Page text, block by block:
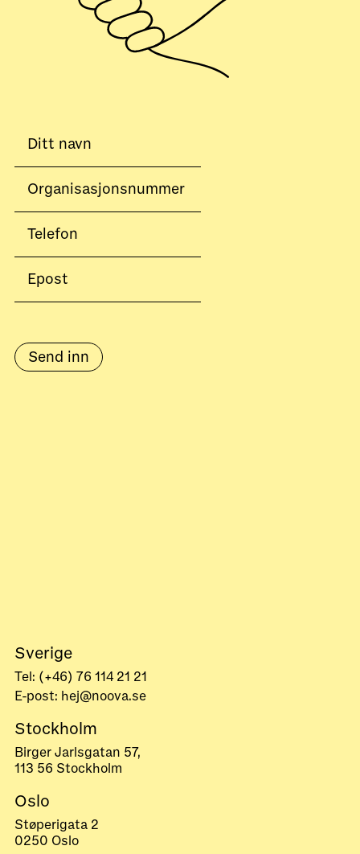
Send inn
Sverige
Tel: (+46) 76 114 21 21
E-post: hej@noova.se
Stockholm
Birger Jarlsgatan 57,
113 56 Stockholm
Oslo
Støperigata 2
0250 Oslo